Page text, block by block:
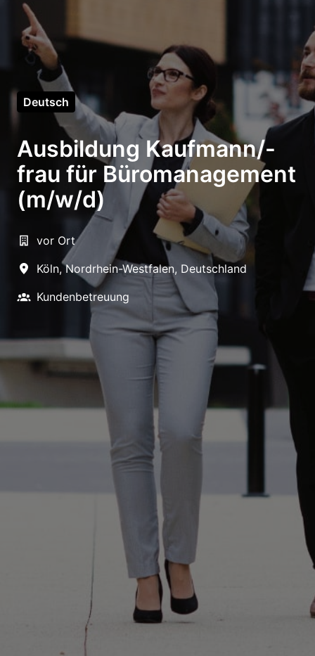
Deutsch
Ausbildung Kaufmann/-
frau für Büromanagement
(m/w/d)
vor Ort
Köln, Nordrhein-Westfalen, Deutschland
Kundenbetreuung